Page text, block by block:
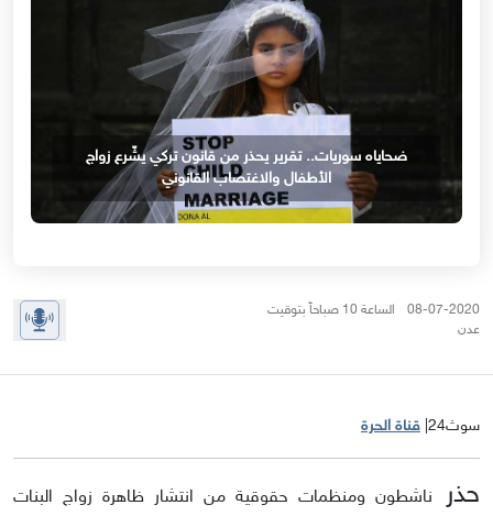
ضحاياه سوريات.. تقرير يحذر من قانون تركي يشّرع زواج
الأطفال والاغتصاب القانوني
08-07-2020 الساعة 10 صباحاً بتوقيت
عدن
سوث24| قناة الحرة
حذر
ناشطون ومنظمات حقوقية من انتشار ظاهرة زواج البنات